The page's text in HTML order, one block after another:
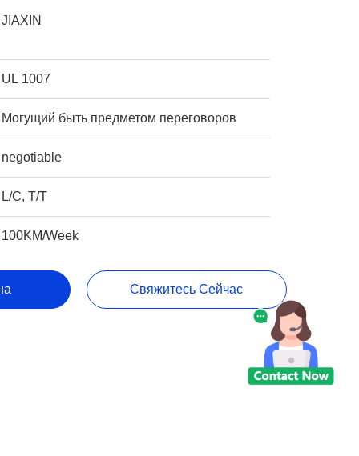
JIAXIN
UL 1007
Могущий быть предметом переговоров
negotiable
L/C, T/T
100KM/Week
Свяжитесь Сейчас